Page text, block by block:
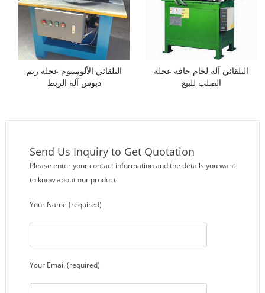
التلقائي الألومنيوم عجلة ريم
دبوس آلة الربط
التلقائي آلة لحام حافة عجلة
الصلب للبيع
Send Us Inquiry to Get Quotation
Please enter your contact information and the details you want
to know about our product.
Your Name (required)
Your Email (required)